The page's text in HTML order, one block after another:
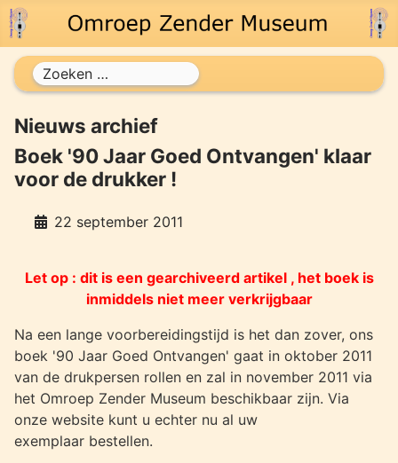
Zoeken
Nieuws archief
Boek '90 Jaar Goed Ontvangen' klaar
voor de drukker !
22 september 2011
Let op : dit is een gearchiveerd artikel , het boek is
inmiddels niet meer verkrijgbaar
Na een lange voorbereidingstijd is het dan zover, ons
boek '90 Jaar Goed Ontvangen' gaat in oktober 2011
van de drukpersen rollen en zal in november 2011 via
het Omroep Zender Museum beschikbaar zijn. Via
onze website kunt u echter nu al uw
exemplaar bestellen.